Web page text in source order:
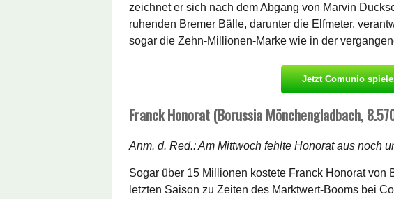
zeichnet er sich nach dem Abgang von Marvin
ruhenden Bremer Bälle, darunter die Elfmeter,
sogar die Zehn-Millionen-Marke wie in der
Jetzt Comunio
Franck Honorat (Borussia Mönchengladbach,
Anm. d. Red.: Am Mittwoch fehlte Honorat aus noch
Sogar über 15 Millionen kostete Franck Honorat von
letzten Saison zu Zeiten des Marktwert-Booms bei